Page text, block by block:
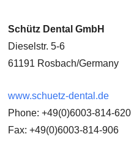
Schütz Dental GmbH
Dieselstr. 5-6
61191 Rosbach/Germany
www.schuetz-dental.de
Phone: +49(0)6003-814-620
Fax: +49(0)6003-814-906